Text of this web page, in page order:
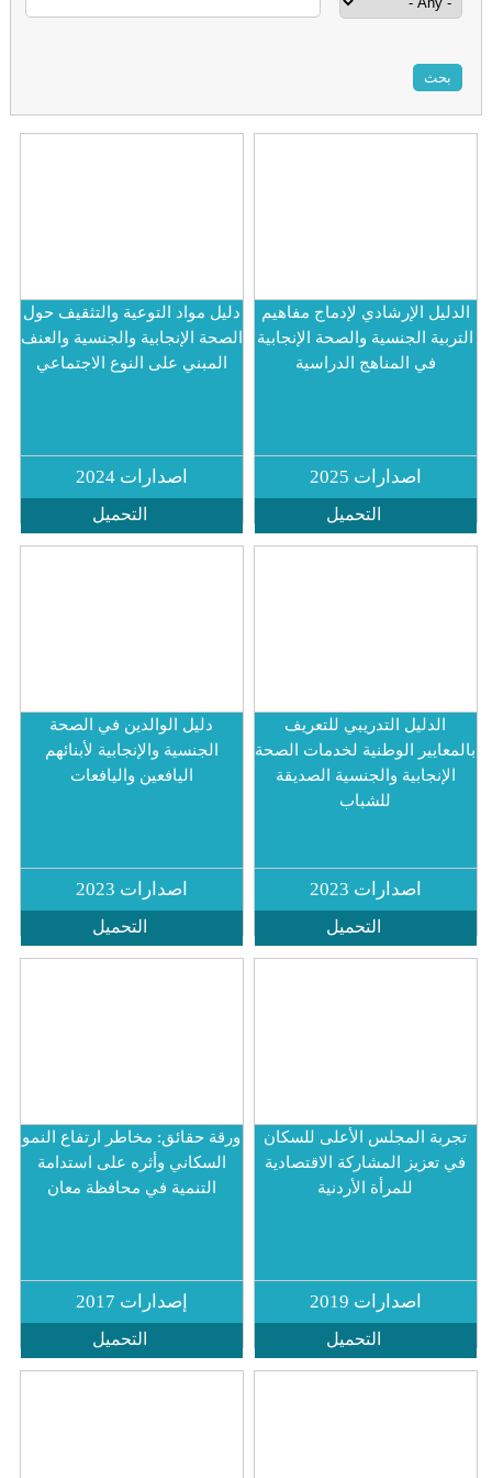
لإدماج مفاهيم
والصحة الإنجابية
الدراسية
دليل مواد التوعية والتثقيف حول
الصحة الإنجابية والجنسية والعنف
المبني على النوع الاجتماعي
التدريبي للتعريف
لخدمات الصحة
والجنسية الصديقة
دليل الوالدين في الصحة
الجنسية والإنجابية لأبنائهم
اليافعين واليافعات
الأعلى للسكان
الاقتصادية
الأردنية
ورقة حقائق: مخاطر ارتفاع النمو
السكاني وأثره على استدامة
التنمية في محافظة معان